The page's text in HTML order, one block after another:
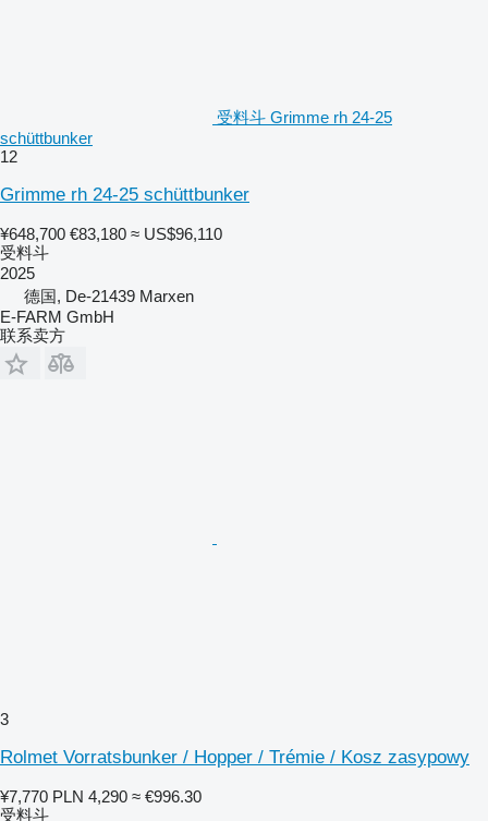
受料斗 Grimme rh 24-25
schüttbunker
12
Grimme rh 24-25 schüttbunker
¥648,700 €83,180 ≈ US$96,110
受料斗
2025
德国, De-21439 Marxen
E-FARM GmbH
联系卖方
3
Rolmet Vorratsbunker / Hopper / Trémie / Kosz zasypowy
¥7,770 PLN 4,290 ≈ €996.30
受料斗